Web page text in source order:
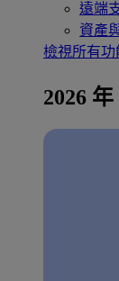
遠端
資產
檢視所有功
2026